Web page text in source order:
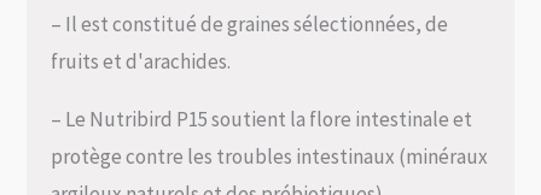
– Il est constitué de graines sélectionnées, de
fruits et d'arachides.
– Le Nutribird P15 soutient la flore intestinale et
protège contre les troubles intestinaux (minéraux